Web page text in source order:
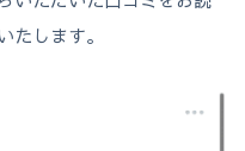
たします。